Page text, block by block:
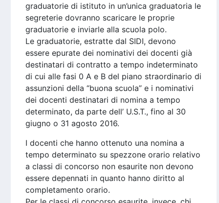
graduatorie di istituto in un’unica graduatoria le
segreterie dovranno scaricare le proprie
graduatorie e inviarle alla scuola polo.
Le graduatorie, estratte dal SIDI, devono
essere epurate dei nominativi dei docenti già
destinatari di contratto a tempo indeterminato
di cui alle fasi 0 A e B del piano straordinario di
assunzioni della “buona scuola” e i nominativi
dei docenti destinatari di nomina a tempo
determinato, da parte dell’ U.S.T., fino al 30
giugno o 31 agosto 2016.
I docenti che hanno ottenuto una nomina a
tempo determinato su spezzone orario relativo
a classi di concorso non esaurite non devono
essere depennati in quanto hanno diritto al
completamento orario.